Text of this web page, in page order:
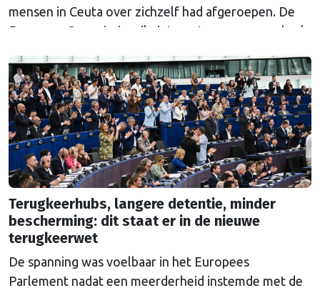
mensen in Ceuta over zichzelf had afgeroepen. De
Europese Commissie wil niets weten van een gebrek
resultaat.
Terugkeerhubs, langere detentie, minder
bescherming: dit staat er in de nieuwe
terugkeerwet
De spanning was voelbaar in het Europees
Parlement nadat een meerderheid instemde met de